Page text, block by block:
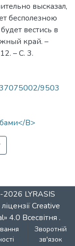
высказал,
бесполезною
вестись в
край. –
– C. 3.
9503
B>
2026 LYRASIS
Creative
4.0 Всесвітня .
Зворотній
зв'язок